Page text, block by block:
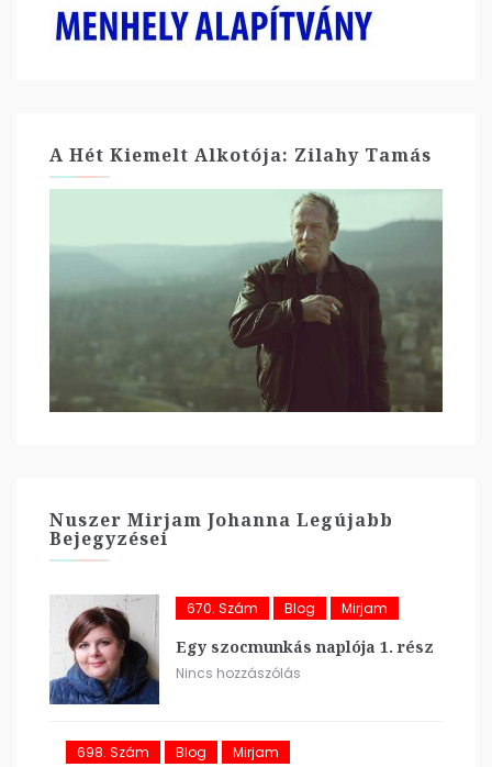
A Hét Kiemelt Alkotója: Zilahy Tamás
Nuszer Mirjam Johanna Legújabb
Bejegyzései
670. Szám Blog Mirjam
Egy szocmunkás naplója 1. rész
Nincs hozzászólás
698. Szám Blog Mirjam